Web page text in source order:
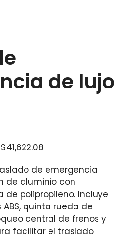
de lujo
$41,622.08
de emergencia
de aluminio con
polipropileno. Incluye
quinta rueda de
central de frenos y
facilitar el traslado